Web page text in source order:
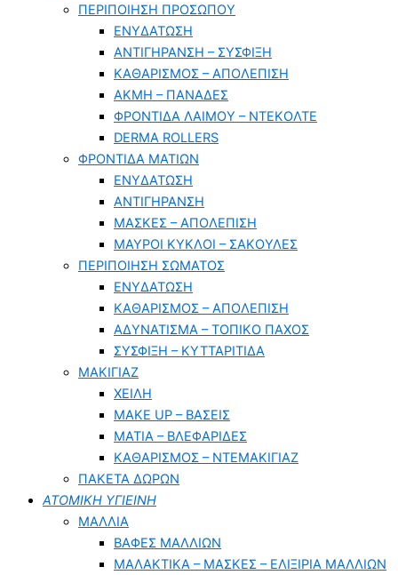
ΠΕΡΙΠΟΙΗΣΗ ΠΡΟΣΩΠΟΥ
ΕΝΥΔΑΤΩΣΗ
ΑΝΤΙΓΗΡΑΝΣΗ – ΣΥΣΦΙΞΗ
ΚΑΘΑΡΙΣΜΟΣ – ΑΠΟΛΕΠΙΣΗ
ΑΚΜΗ – ΠΑΝΑΔΕΣ
ΦΡΟΝΤΙΔΑ ΛΑΙΜΟΥ – ΝΤΕΚΟΛΤΕ
DERMA ROLLERS
ΦΡΟΝΤΙΔΑ ΜΑΤΙΩΝ
ΕΝΥΔΑΤΩΣΗ
ΑΝΤΙΓΗΡΑΝΣΗ
ΜΑΣΚΕΣ – ΑΠΟΛΕΠΙΣΗ
ΜΑΥΡΟΙ ΚΥΚΛΟΙ – ΣΑΚΟΥΛΕΣ
ΠΕΡΙΠΟΙΗΣΗ ΣΩΜΑΤΟΣ
ΕΝΥΔΑΤΩΣΗ
ΚΑΘΑΡΙΣΜΟΣ – ΑΠΟΛΕΠΙΣΗ
ΑΔΥΝΑΤΙΣΜΑ – ΤΟΠΙΚΟ ΠΑΧΟΣ
ΣΥΣΦΙΞΗ – ΚΥΤΤΑΡΙΤΙΔΑ
ΜΑΚΙΓΙΑΖ
ΧΕΙΛΗ
MAKE UP – ΒΑΣΕΙΣ
ΜΑΤΙΑ – ΒΛΕΦΑΡΙΔΕΣ
ΚΑΘΑΡΙΣΜΟΣ – ΝΤΕΜΑΚΙΓΙΑΖ
ΠΑΚΕΤΑ ΔΩΡΩΝ
ΑΤΟΜΙΚΗ ΥΓΙΕΙΝΗ
ΜΑΛΛΙΑ
ΒΑΦΕΣ ΜΑΛΛΙΩΝ
ΜΑΛΑΚΤΙΚΑ – ΜΑΣΚΕΣ – ΕΛΙΞΙΡΙΑ ΜΑΛΛΙΩΝ